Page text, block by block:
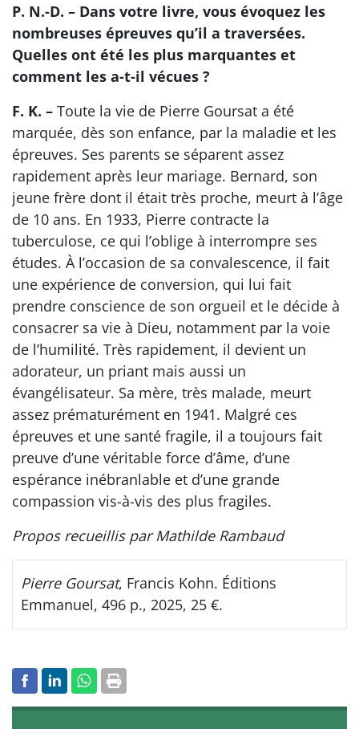
P. N.-D. – Dans votre livre, vous évoquez les
nombreuses épreuves qu’il a traversées.
Quelles ont été les plus marquantes et
comment les a-t-il vécues ?
F. K. – Toute la vie de Pierre Goursat a été
marquée, dès son enfance, par la maladie et les
épreuves. Ses parents se séparent assez
rapidement après leur mariage. Bernard, son
jeune frère dont il était très proche, meurt à l’âge
de 10 ans. En 1933, Pierre contracte la
tuberculose, ce qui l’oblige à interrompre ses
études. À l’occasion de sa convalescence, il fait
une expérience de conversion, qui lui fait
prendre conscience de son orgueil et le décide à
consacrer sa vie à Dieu, notamment par la voie
de l’humilité. Très rapidement, il devient un
adorateur, un priant mais aussi un
évangélisateur. Sa mère, très malade, meurt
assez prématurément en 1941. Malgré ces
épreuves et une santé fragile, il a toujours fait
preuve d’une véritable force d’âme, d’une
espérance inébranlable et d’une grande
compassion vis-à-vis des plus fragiles.
Propos recueillis par Mathilde Rambaud
Pierre Goursat, Francis Kohn. Éditions
Emmanuel, 496 p., 2025, 25 €.